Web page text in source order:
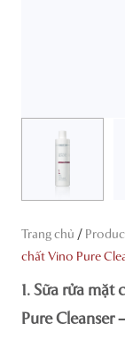
Trang chủ /
chất Vino Pure
1. Sữa rửa
Pure Cleanser